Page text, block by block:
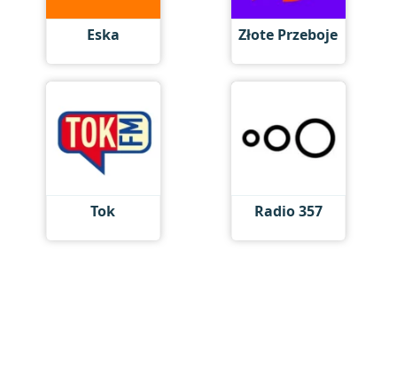
Eska Złote Przeboje
Tok Radio 357